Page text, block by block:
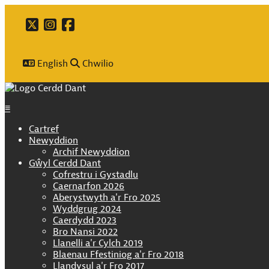
twitter
@CerddDant ar Twitter
instagram
@cerdd_dant ar instagram
facebook
Cymdeithas Cerdd Dant
English Chwilio
≡
Cartref
Newyddion
Archif Newyddion
Gŵyl Cerdd Dant
Cofrestru i Gystadlu
Caernarfon 2026
Aberystwyth a'r Fro 2025
Wyddgrug 2024
Caerdydd 2023
Bro Nansi 2022
Llanelli a'r Cylch 2019
Blaenau Ffestiniog a'r Fro 2018
Llandysul a'r Fro 2017